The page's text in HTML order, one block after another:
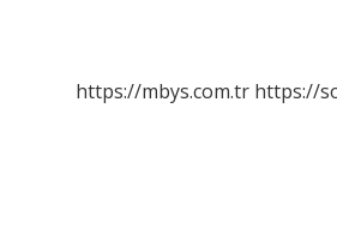
https://mbys.com.tr https://